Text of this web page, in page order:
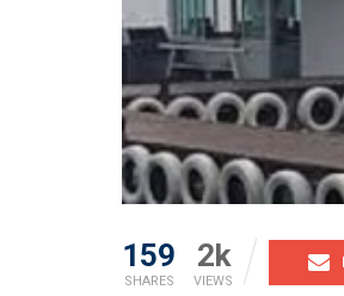
159
SHARES
2k
VIEWS